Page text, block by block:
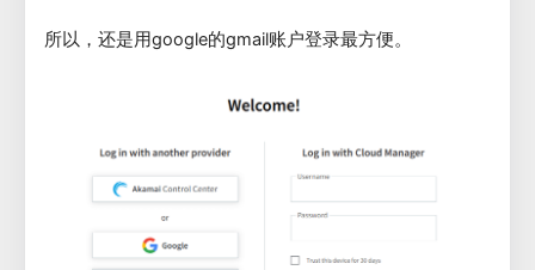
所以，还是用google的gmail账户登录最方便。